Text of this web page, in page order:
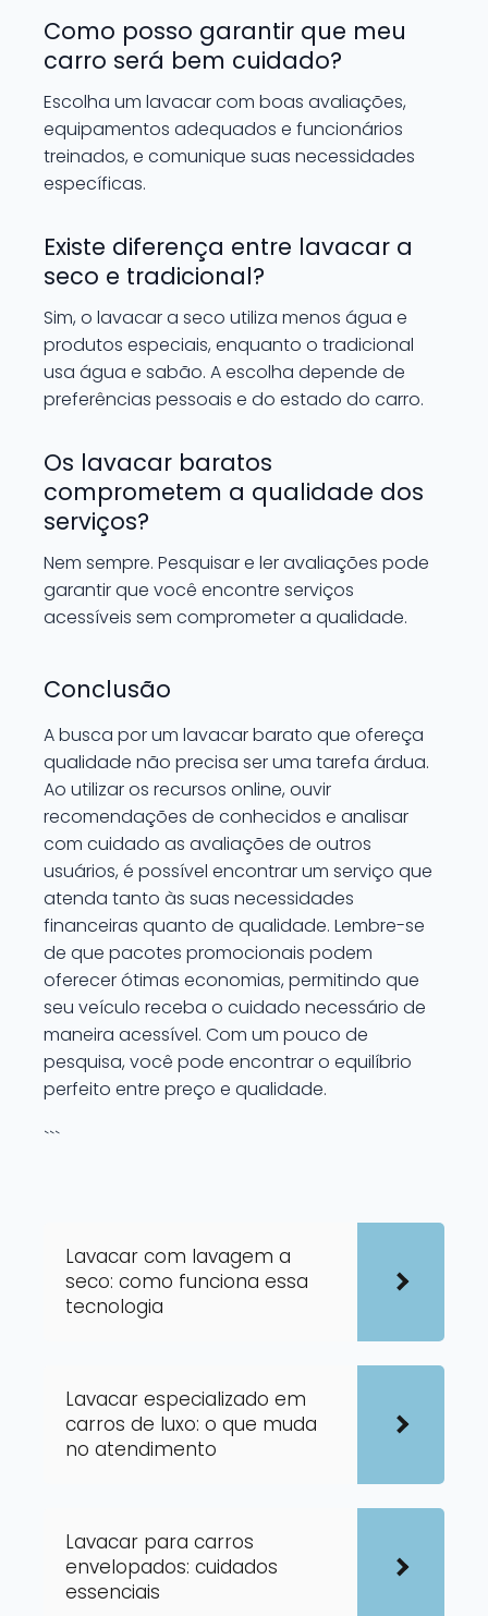
Como posso garantir que meu
carro será bem cuidado?
Escolha um lavacar com boas avaliações,
equipamentos adequados e funcionários
treinados, e comunique suas necessidades
específicas.
Existe diferença entre lavacar a
seco e tradicional?
Sim, o lavacar a seco utiliza menos água e
produtos especiais, enquanto o tradicional
usa água e sabão. A escolha depende de
preferências pessoais e do estado do carro.
Os lavacar baratos
comprometem a qualidade dos
serviços?
Nem sempre. Pesquisar e ler avaliações pode
garantir que você encontre serviços
acessíveis sem comprometer a qualidade.
Conclusão
A busca por um lavacar barato que ofereça
qualidade não precisa ser uma tarefa árdua.
Ao utilizar os recursos online, ouvir
recomendações de conhecidos e analisar
com cuidado as avaliações de outros
usuários, é possível encontrar um serviço que
atenda tanto às suas necessidades
financeiras quanto de qualidade. Lembre-se
de que pacotes promocionais podem
oferecer ótimas economias, permitindo que
seu veículo receba o cuidado necessário de
maneira acessível. Com um pouco de
pesquisa, você pode encontrar o equilíbrio
perfeito entre preço e qualidade.
```
Lavacar com lavagem a
seco: como funciona essa
tecnologia
Lavacar especializado em
carros de luxo: o que muda
no atendimento
Lavacar para carros
envelopados: cuidados
essenciais